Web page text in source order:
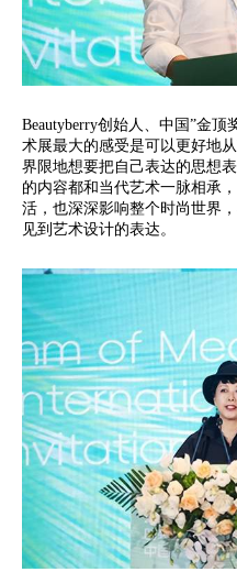
Beautyberry创始人、中国”金
术展最大的感受是可以更好地
界限地想要把自己表达的思想
的内容都和当代艺术一脉相承
活，也深深影响整个时尚世界
见到艺术设计的表达。